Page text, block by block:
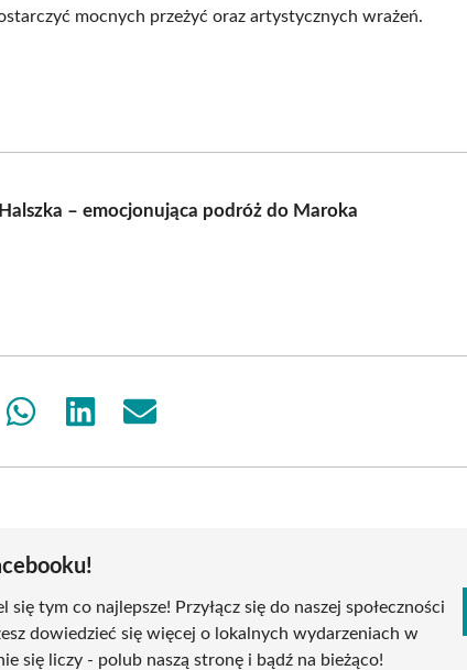
mocnych przeżyć oraz artystycznych wrażeń.
– emocjonująca podróż do Maroka
Share
Share
Share
tym co najlepsze! Przyłącz się do naszej społeczności
dowiedzieć się więcej o lokalnych wydarzeniach w
się liczy - polub naszą stronę i bądź na bieżąco!